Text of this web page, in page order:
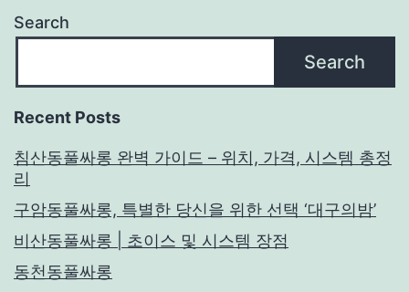
Search
Search
Recent Posts
침산동풀싸롱 완벽 가이드 – 위치, 가격, 시스템 총정
리
구암동풀싸롱, 특별한 당신을 위한 선택 ‘대구의밤’
비산동풀싸롱 | 초이스 및 시스템 장점
동천동풀싸롱